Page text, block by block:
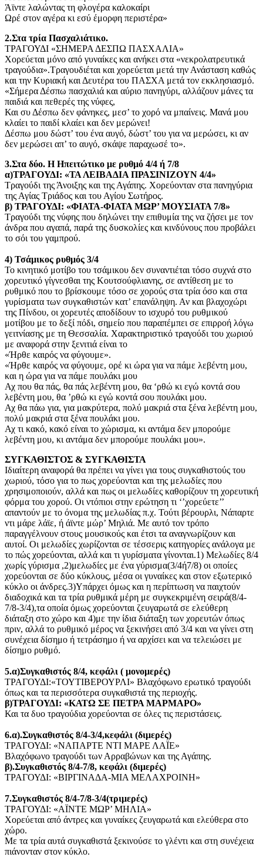
Άϊντε λαλώντας τη φλογέρα καλοκαίρι
Ωρέ στον αγέρα κι εσύ έμορφη περιστέρα»
2.Στα τρία Πασχαλιάτικο.
ΤΡΑΓΟΥΔΙ «ΣΗΜΕΡΑ ΔΕΣΠΩ ΠΑΣΧΑΛΙΑ»
Χορεύεται μόνο από γυναίκες και ανήκει στα «νεκρολατρευτικά
τραγούδια».Τραγουδιέται και χορεύεται μετά την Ανάσταση καθώς
και την Κυριακή και Δευτέρα του ΠΑΣΧΑ μετά τον εκκλησιασμό.
«Σήμερα Δέσπω πασχαλιά και αύριο πανηγύρι, αλλάζουν μάνες τα
παιδιά και πεθερές της νύφες,
Και συ Δέσπω δεν φάνηκες, μεσ’ το χορό να μπαίνεις. Μανά μου
κλαίει το παιδί κλαίει και δεν μερώνει!
Δέσπω μου δώστ’ του ένα αυγό, δώστ’ του για να μερώσει, κι αν
δεν μερώσει απ’ το αυγό, σκάψε παραχωσέ το».
3.Στα δύο. Η Ηπειτώτικο με ρυθμό 4/4 ή 7/8
α)ΤΡΑΓΟΥΔΙ: «ΤΑ ΛΕΙΒΑΔΙΑ ΠΡΑΣΙΝΙΖΟΥΝ 4/4»
Τραγούδι της Άνοιξης και της Αγάπης. Χορεύονταν στα πανηγύρια
της Αγίας Τριάδος και του Αγίου Σωτήρος.
β) ΤΡΑΓΟΥΔΙ: «ΦΙΑΤΑ-ΦΙΑΤΑ ΜΩΡ’ ΜΟΥΣΙΑΤΑ 7/8»
Τραγούδι της νύφης που δηλώνει την επιθυμία της να ζήσει με τον
άνδρα που αγαπά, παρά της δυσκολίες και κινδύνους που προβάλει
το σόι του γαμπρού.
4) Τσάμικος ρυθμός 3/4
To κινητικό μοτίβο του τσάμικου δεν συναντιέται τόσο συχνά στο
χορευτικό γίγνεσθαι της Κουτσούφλιανης, σε αντίθεση με το
ρυθμικό που το βρίσκουμε τόσο σε χορούς στα τρία όσο και στα
γυρίσματα των συγκαθιστών κατ’ επανάληψη. Αν και βλαχοχώρι
της Πίνδου, οι χορευτές αποδίδουν το ισχυρό του ρυθμικού
μοτίβου με το δεξί πόδι, σημείο που παραπέμπει σε επιρροή λόγω
γειτνίασης με τη Θεσσαλία. Χαρακτηριστικό τραγούδι του χωριού
με αναφορά στην ξενιτιά είναι το
«Ήρθε καιρός να φύγουμε».
«Ήρθε καιρός να φύγουμε, ορέ κι ώρα για να πάμε λεβέντη μου,
και η ώρα για να πάμε πουλάκι μου
Αχ που θα πάς, θα πάς λεβέντη μου, θα ‘ρθώ κι εγώ κοντά σου
λεβέντη μου, θα ’ρθώ κι εγώ κοντά σου πουλάκι μου.
Αχ θα πάω για, για μακρύτερα, πολύ μακριά στα ξένα λεβέντη μου,
πολύ μακριά στα ξένα πουλάκι μου.
Αχ τι κακό, κακό είναι το χώρισμα, κι αντάμα δεν μπορούμε
λεβέντη μου, κι αντάμα δεν μπορούμε πουλάκι μου».
ΣΥΓΚΑΘΙΣΤΟΣ & ΣΥΓΚΑΘΙΣΤΑ
Ιδιαίτερη αναφορά θα πρέπει να γίνει για τους συγκαθιστούς του
χωριού, τόσο για το πως χορεύονται και της μελωδίες που
χρησιμοποιούν, αλλά και πως οι μελωδίες καθορίζουν τη χορευτική
φόρμα του χορού. Οι ντόπιοι στην ερώτηση τι ‘’χορεύετε’’
απαντούν με το όνομα της μελωδίας π.χ. Τούτι βέρουρλι, Νάπαρτε
ντι μάρε λάϊε, ή άϊντε μώρ’ Μηλιά. Με αυτό τον τρόπο
παραγγέλνουν στους μουσικούς και έτσι τα αναγνωρίζουν και
αυτοί. Οι μελωδίες χωρίζονται σε τέσσερις κατηγορίες ανάλογα με
το πώς χορεύονται, αλλά και τι γυρίσματα γίνονται.1) Μελωδίες 8/4
χωρίς γύρισμα ,2)μελωδίες με ένα γύρισμα(3/4ή7/8) οι οποίες
χορεύονται σε δύο κύκλους, μέσα οι γυναίκες και στον εξωτερικό
κύκλο οι άνδρες.3)Υπάρχει όμως και η περίπτωση να παιχτούν
διαδοχικά και τα τρία ρυθμικά μέρη με συγκεκριμένη σειρά(8/4-
7/8-3/4),τα οποία όμως χορεύονται ζευγαρωτά σε ελεύθερη
διάταξη στο χώρο και 4)με την ίδια διάταξη των χορευτών όπως
πριν, αλλά το ρυθμικό μέρος να ξεκινήσει από 3/4 και να γίνει στη
συνέχεια δίσημο ή τετράσημο ή να αρχίσει και να τελειώσει με
δίσημο ρυθμό.
5.α)Συγκαθιστός 8/4, κεφάλι ( μονομερές)
ΤΡΑΓΟΥΔΙ:«ΤΟΥΤΙΒΕΡΟΥΡΛΙ» Βλαχόφωνο ερωτικό τραγούδι
όπως και τα περισσότερα συγκαθιστά της περιοχής.
β)ΤΡΑΓΟΥΔΙ: «ΚΑΤΩ ΣΕ ΠΕΤΡΑ ΜΑΡΜΑΡΟ»
Και τα δυο τραγούδια χορεύονται σε όλες τις περιστάσεις.
6.α).Συγκαθιστός 8/4-3/4,κεφάλι (διμερές)
ΤΡΑΓΟΥΔΙ: «ΝΑΠΑΡΤΕ ΝΤΙ ΜΑΡΕ ΛΑΪΕ»
Βλαχόφωνο τραγούδι των Αρραβώνων και της Αγάπης.
β).Συγκαθιστός 8/4-7/8, κεφάλι (διμερές)
ΤΡΑΓΟΥΔΙ: «ΒΙΡΓΙΝΑΔΑ-ΜΙΑ ΜΕΛΑΧΡΟΙΝΗ»
7.Συγκαθιστός 8/4-7/8-3/4(τριμερές)
ΤΡΑΓΟΥΔΙ: «ΑΪΝΤΕ ΜΩΡ’ ΜΗΛΙΑ»
Χορεύεται από άντρες και γυναίκες ζευγαρωτά και ελεύθερα στο
χώρο.
Με τα τρία αυτά συγκαθιστά ξεκινούσε το γλέντι και στη συνέχεια
πιάνονταν στον κύκλο.